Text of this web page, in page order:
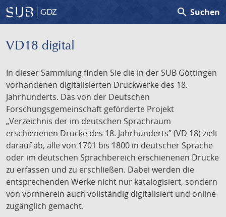
GDZ search Suchen
VD18 digital
In dieser Sammlung finden Sie die in der SUB Göttingen
vorhandenen digitalisierten Druckwerke des 18.
Jahrhunderts. Das von der Deutschen
Forschungsgemeinschaft geförderte Projekt
„Verzeichnis der im deutschen Sprachraum
erschienenen Drucke des 18. Jahrhunderts” (VD 18) zielt
darauf ab, alle von 1701 bis 1800 in deutscher Sprache
oder im deutschen Sprachbereich erschienenen Drucke
zu erfassen und zu erschließen. Dabei werden die
entsprechenden Werke nicht nur katalogisiert, sondern
von vornherein auch vollständig digitalisiert und online
zugänglich gemacht.